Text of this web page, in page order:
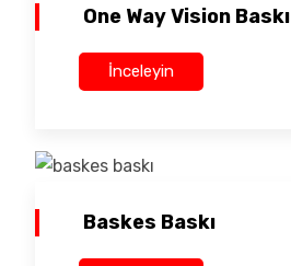
One Way Vision Baskı
İnceleyin
Baskes Baskı